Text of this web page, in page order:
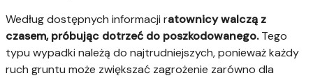
Według dostępnych informacji ratownicy walczą z
czasem, próbując dotrzeć do poszkodowanego.Tego
typu wypadki należą do najtrudniejszych, ponieważ każdy
ruch gruntu może zwiększać zagrożenie zarówno dla